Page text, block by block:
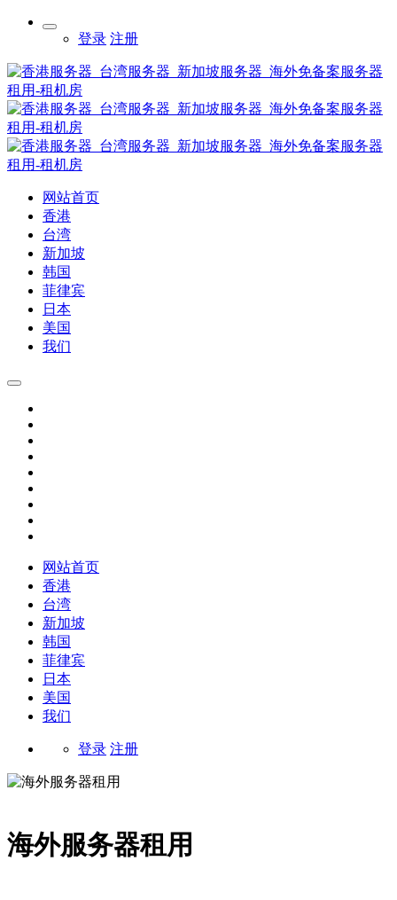
登录 注册
网站首页
香港
台湾
新加坡
韩国
菲律宾
日本
美国
我们
网站首页
香港
台湾
新加坡
韩国
菲律宾
日本
美国
我们
登录 注册
海外服务器租用